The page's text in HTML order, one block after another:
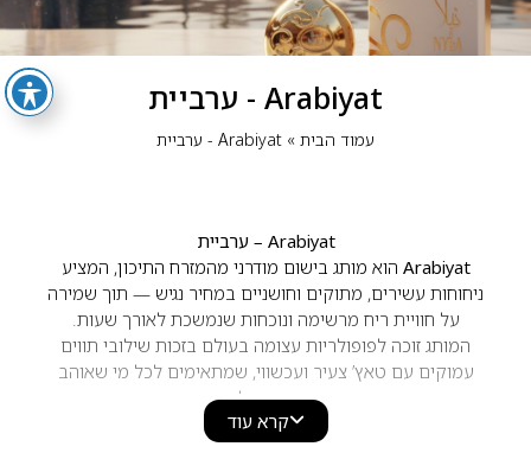
Arabiyat - ערביית
עמוד הבית» Arabiyat - ערביית
Arabiyat – ערביית
Arabiyatהוא מותג בישום מודרני מהמזרח התיכון, המציע
ניחוחות עשירים, מתוקים וחושניים במחיר נגיש — תוך שמירה
על חוויית ריח מרשימה ונוכחות שנמשכת לאורך שעות.
המותג זוכה לפופולריות עצומה בעולם בזכות שילובי תווים
עמוקים עם טאץ’ צעיר ועכשווי, שמתאימים לכל מי שאוהב
ריחות מודגשים ובלתי נשכחים.
הניחוחות של Arabiyat בנויים סביב מוטיבים מזרחיים אהובים
אוד, ענברים, תווים מתקתקים, פרחים אקזוטיים ותווי עץ
קרא עוד